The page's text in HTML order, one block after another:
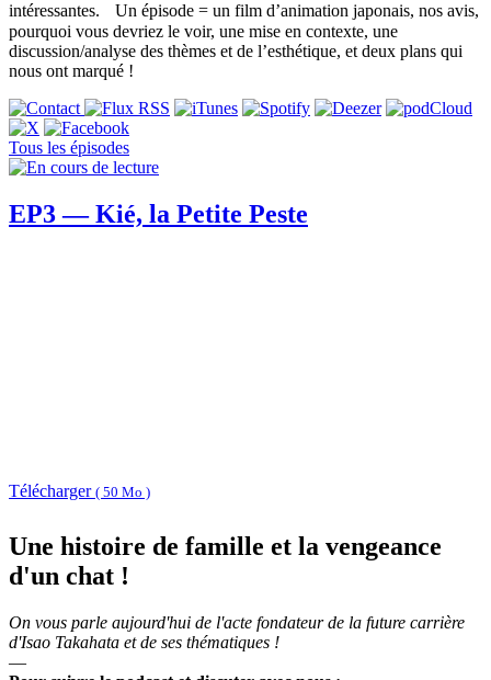
intéressantes. Un épisode = un film d’animation japonais, nos avis,
pourquoi vous devriez le voir, une mise en contexte, une
discussion/analyse des thèmes et de l’esthétique, et deux plans qui
nous ont marqué !
Tous les épisodes
EP3 — Kié, la Petite Peste
Télécharger ( 50 Mo )
Une histoire de famille et la vengeance
d'un chat !
On vous parle aujourd'hui de l'acte fondateur de la future carrière
d'Isao Takahata et de ses thématiques !
—